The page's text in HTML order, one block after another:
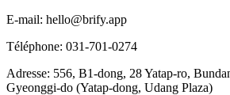
E-mail: hello@brify.app
Téléphone: 031-701-0274
Adresse: 556, B1-dong, 28 Yatap-ro,
Gyeonggi-do (Yatap-dong, Udang Plaza)